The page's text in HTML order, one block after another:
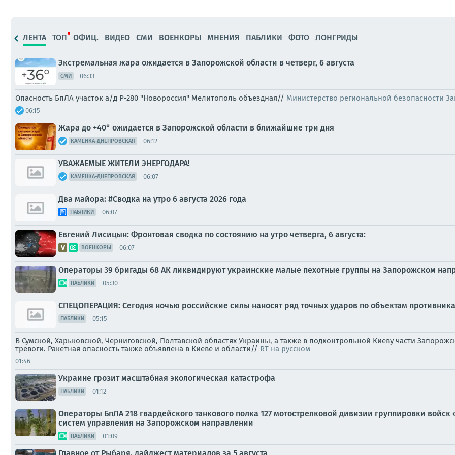
ЛЕНТА ТОП ОФИЦ. ВИДЕО СМИ ВОЕНКОРЫ МНЕНИЯ ПАБЛИКИ ФОТО ЛОНГРИДЫ
Экстремальная жара ожидается в Запорожской области в четверг, 6 августа
СМИ 06:33
Опасность БпЛА участок а/д Р-280 "Новороссия" Мелитополь объездная// Министерство региональной безопасности
06:15
Жара до +40° ожидается в Запорожской области в ближайшие три дня
КАМЕНКА-ДНЕПРОВСКАЯ 06:12
УВАЖАЕМЫЕ ЖИТЕЛИ ЭНЕРГОДАРА!
КАМЕНКА-ДНЕПРОВСКАЯ 06:07
Два майора: #Сводка на утро 6 августа 2026 года
ПАБЛИКИ 06:07
Евгений Лисицын: Фронтовая сводка по состоянию на утро четверга, 6 августа:
ВОЕНКОРЫ 06:07
Операторы 39 бригады 68 АК ликвидируют украинские малые пехотные группы на Запорожском
ПАБЛИКИ 05:30
СПЕЦОПЕРАЦИЯ: Сегодня ночью российские силы наносят ряд точных ударов по объектам
ПАБЛИКИ 05:15
В Сумской, Харьковской, Черниговской, Полтавской областях Украины, а также в подконтрольной Киеву части
тревоги. Ракетная опасность также объявлена в Киеве и области// RT на русском
01:46
Украине грозит масштабная экологическая катастрофа
ПАБЛИКИ 01:12
Операторы БпЛА 218 гвардейского танкового полка 127 мотострелковой дивизии группировки
систем управления на Запорожском направлении
ПАБЛИКИ 01:09